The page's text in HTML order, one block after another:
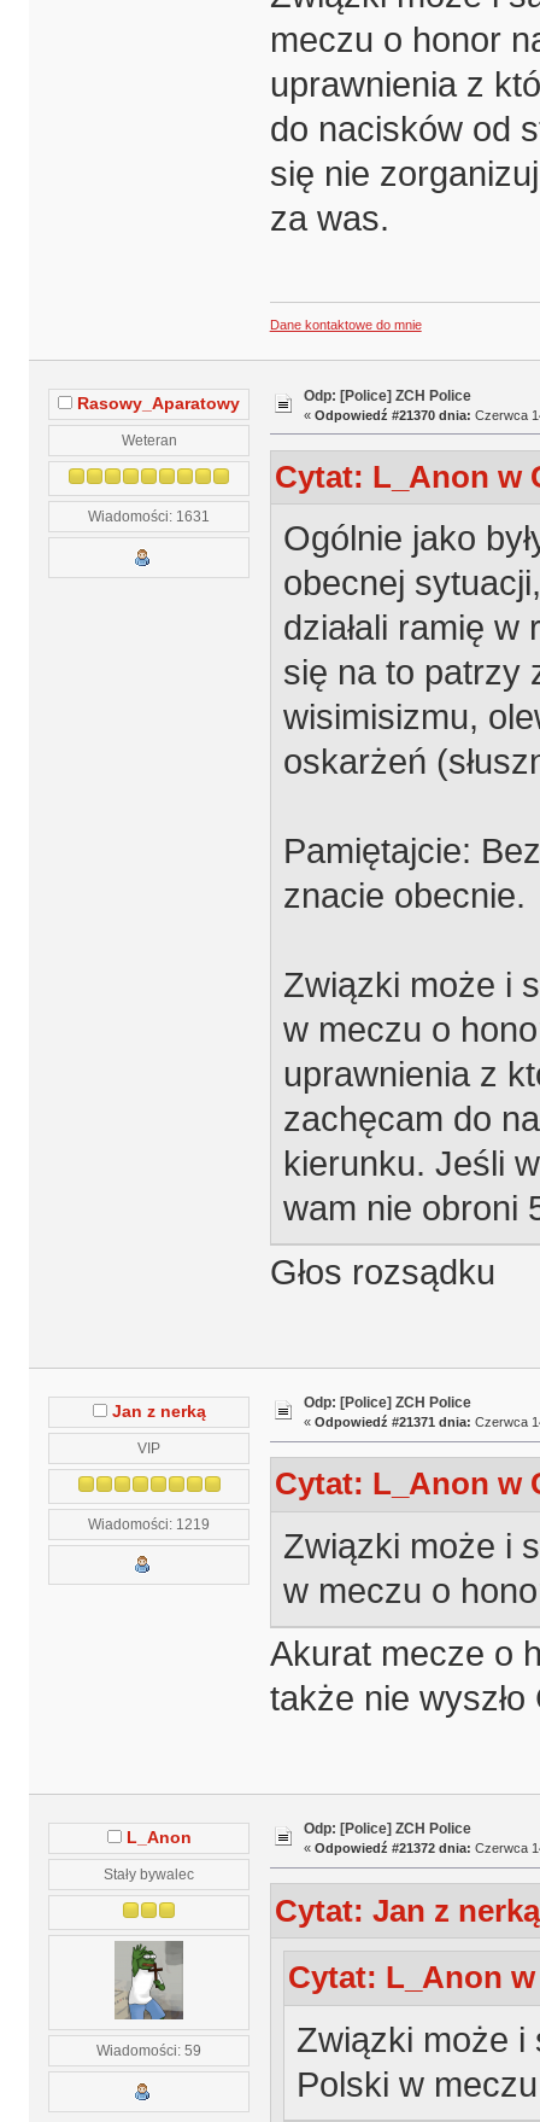
meczu o honor
uprawnienia z
do nacisków od
się nie
za was.
Dane kontaktowe do mnie
Rasowy_Aparatowy
Weteran
Wiadomości: 1631
Odp: [Police] ZCH Police
« Odpowiedź #21370 dnia: Czerwca
Cytat: L_Anon w
Ogólnie jako
obecnej
działali ramię
się na to patrzy
wisimisizmu,
oskarżeń
Pamiętajcie:
znacie obecnie.
Związki może i
w meczu o
uprawnienia z
zachęcam do
kierunku. Jeśli
wam nie obroni
Głos rozsądku
Jan z nerką
VIP
Wiadomości: 1219
Odp: [Police] ZCH Police
« Odpowiedź #21371 dnia: Czerwca
Cytat: L_Anon w
Związki może i
w meczu o
Akurat mecze o
także nie wyszło
L_Anon
Stały bywalec
Wiadomości: 59
Odp: [Police] ZCH Police
« Odpowiedź #21372 dnia: Czerwca
Cytat: Jan z
Cytat: L_Anon w
Związki może i
Polski w